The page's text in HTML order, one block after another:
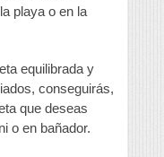
playa o en la
equilibrada y
conseguirás,
que deseas
o en bañador.